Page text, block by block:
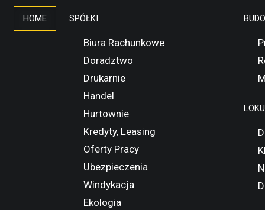
HOME SPÓŁKI
Biura Rachunkowe
Doradztwo
Drukarnie
Handel
Hurtownie
Kredyty, Leasing
Oferty Pracy
Ubezpieczenia
Windykacja
Ekologia